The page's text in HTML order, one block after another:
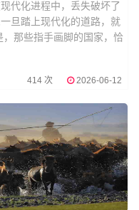
代化进程中，丢失破坏了
旦踏上现代化的道路，就
那些指手画脚的国家，恰
414 次 2026-06-12